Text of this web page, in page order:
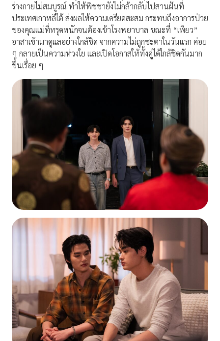
ร่างกายไม่สมบูรณ์ ทำให้พิชชายังไม่กล้ากลับไปสานฝันที่
ประเทศเกาหลีใต้ ส่งผลให้ความเครียดสะสม กระทบถึงอาการป่วย
ของคุณแม่ที่ทรุดหนักจนต้องเข้าโรงพยาบาล ขณะที่ “เพียว”
อาสาเข้ามาดูแลอย่างใกล้ชิด จากความไม่ถูกชะตาในวันแรก ค่อย
ๆ กลายเป็นความห่วงใย และเปิดโอกาสให้ทั้งคู่ได้ใกล้ชิดกันมาก
ขึ้นเรื่อย ๆ